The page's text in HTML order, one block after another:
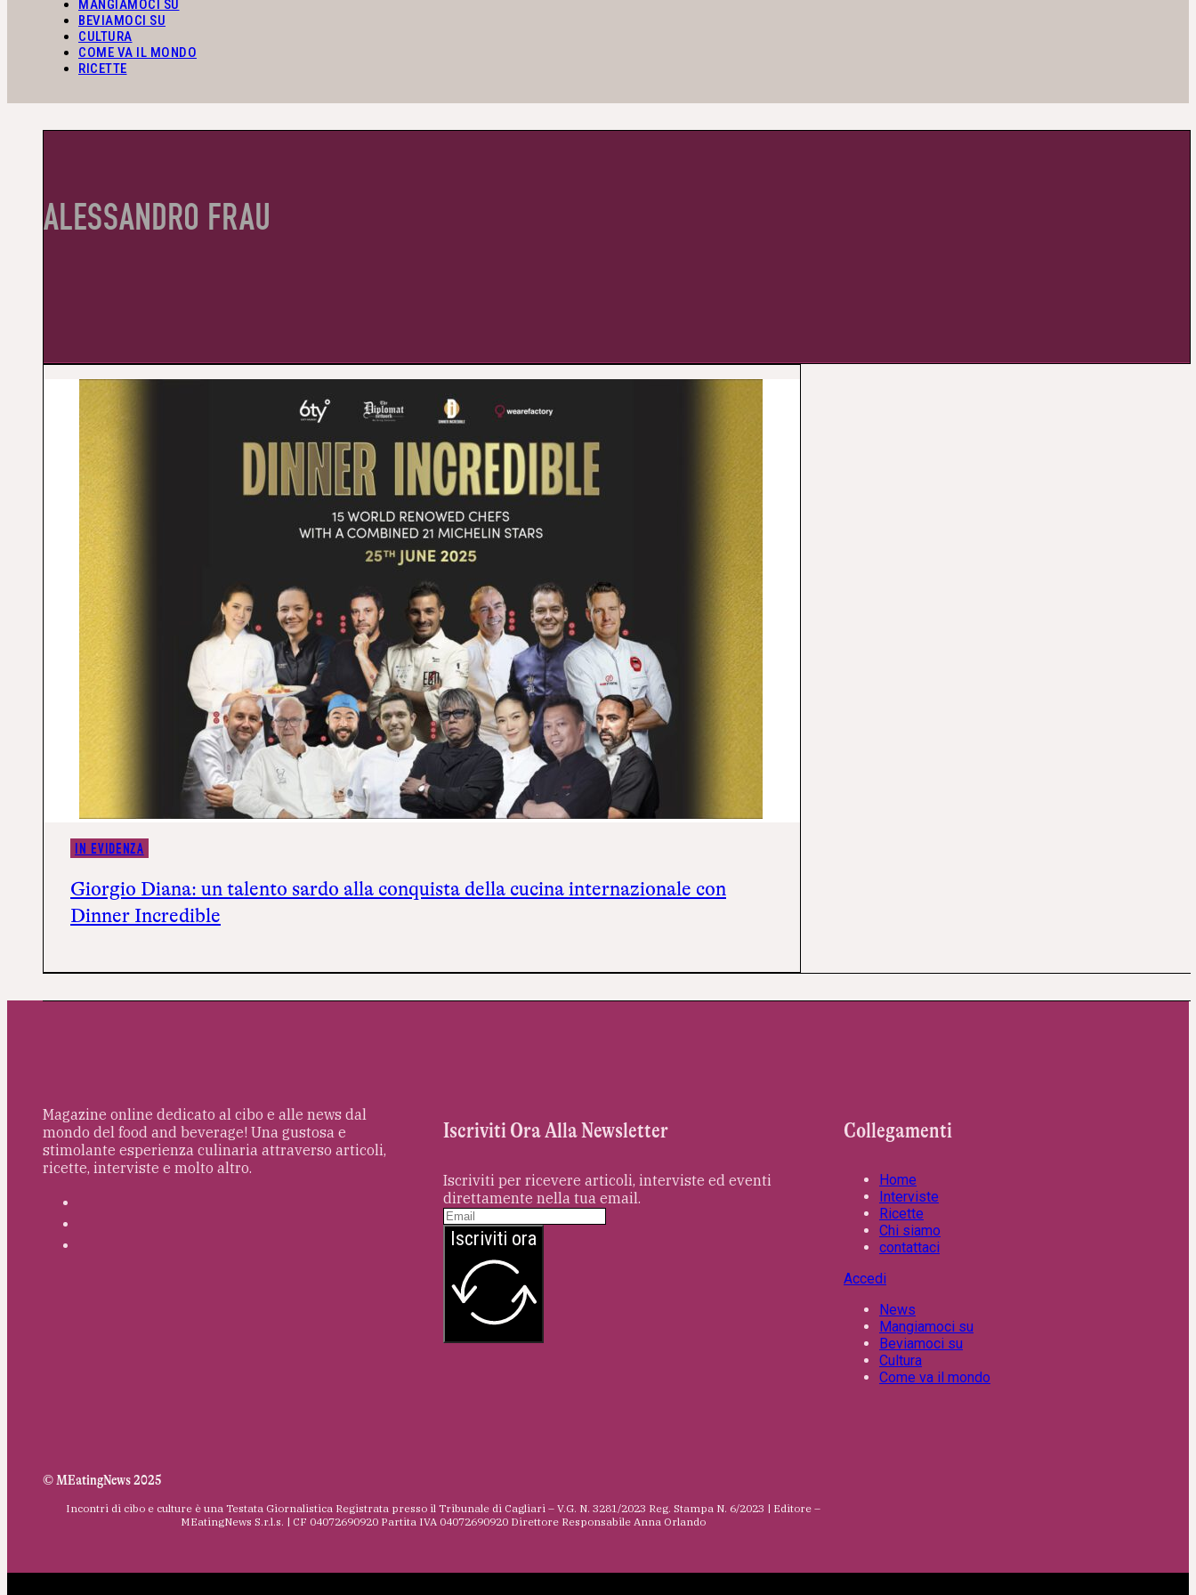
MANGIAMOCI SU
BEVIAMOCI SU
CULTURA
COME VA IL MONDO
RICETTE
ALESSANDRO FRAU
IN EVIDENZA
Giorgio Diana: un talento sardo alla conquista della cucina internazionale con
Dinner Incredible
Magazine online dedicato al cibo e alle news dal
mondo del food and beverage! Una gustosa e
stimolante esperienza culinaria attraverso articoli,
ricette, interviste e molto altro.
Iscriviti Ora Alla Newsletter
Iscriviti per ricevere articoli, interviste ed eventi
direttamente nella tua email.
Iscriviti ora
Collegamenti
Home
Interviste
Ricette
Chi siamo
contattaci
Accedi
News
Mangiamoci su
Beviamoci su
Cultura
Come va il mondo
© MEatingNews 2025
Incontri di cibo e culture è una Testata Giornalistica Registrata presso il Tribunale di Cagliari – V.G. N. 3281/2023 Reg. Stampa N. 6/2023 | Editore –
MEatingNews S.r.l.s. | CF 04072690920 Partita IVA 04072690920 Direttore Responsabile Anna Orlando